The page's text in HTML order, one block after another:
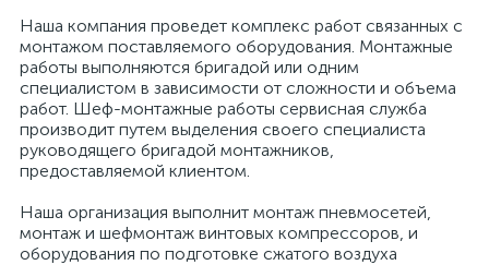
Наша компания проведет комплекс работ связанных с
монтажом поставляемого оборудования. Монтажные
работы выполняются бригадой или одним
специалистом в зависимости от сложности и объема
работ. Шеф-монтажные работы сервисная служба
производит путем выделения своего специалиста
руководящего бригадой монтажников,
предоставляемой клиентом.
Наша организация выполнит монтаж пневмосетей,
монтаж и шефмонтаж винтовых компрессоров, и
оборудования по подготовке сжатого воздуха